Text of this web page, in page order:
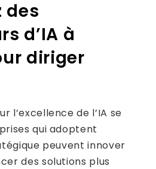
des
d’IA à
diriger
l’excellence de l’IA se
qui adoptent
peuvent innover
des solutions plus